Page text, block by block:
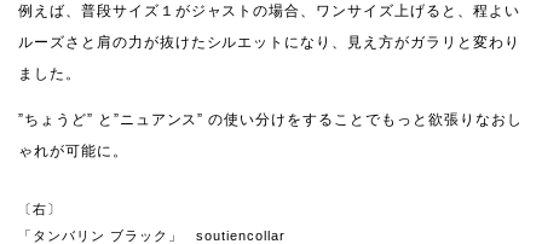
例えば、普段サイズ１がジャストの場合、ワンサイズ上げると、程よい
ルーズさと肩の力が抜けたシルエットになり、見え方がガラリと変わり
ました。
”ちょうど” と”ニュアンス” の使い分けをすることでもっと欲張りなおし
ゃれが可能に。
〔右〕
「タンバリン ブラック」 soutiencollar